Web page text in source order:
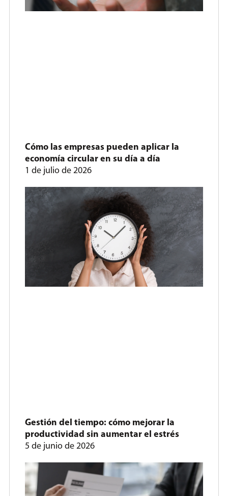
Cómo las empresas pueden aplicar la
economía circular en su día a día
1 de julio de 2026
Gestión del tiempo: cómo mejorar la
productividad sin aumentar el estrés
5 de junio de 2026